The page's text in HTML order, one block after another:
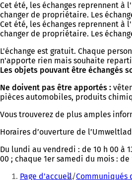
Cet été, les échanges reprennent à
changer de propriétaire. Les
Cet été, les échanges reprennent à
changer de propriétaire. Les
L'échange est gratuit. Chaque
n'apporte rien mais souhaite
Les objets pouvant être échangés
Ne doivent pas être apportés :
pièces automobiles, produits
Vous trouverez de plus amples
Horaires d’ouverture de
Du lundi au vendredi : de 10 h 00 à
00 ; chaque 1er samedi du mois : de
VousPage d'accueil Communiqués